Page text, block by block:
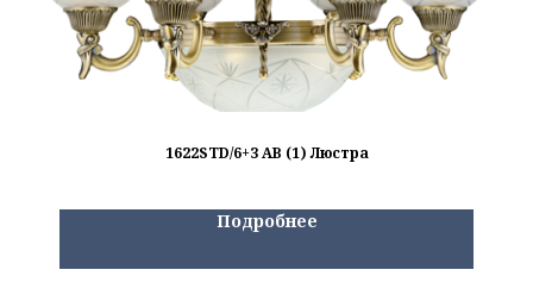
1622STD/6+3 AB (1) Люстра
Подробнее